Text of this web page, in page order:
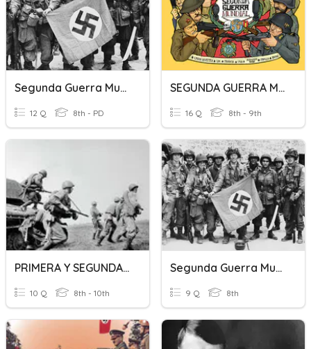
Segunda Guerra Mundial
12 Q 8th - PD
SEGUNDA GUERRA MUNDIAL
16 Q 8th - 9th
PRIMERA Y SEGUNDA GUERRA MUNDIAL
10 Q 8th - 10th
Segunda Guerra Mundial Introduction
9 Q 8th